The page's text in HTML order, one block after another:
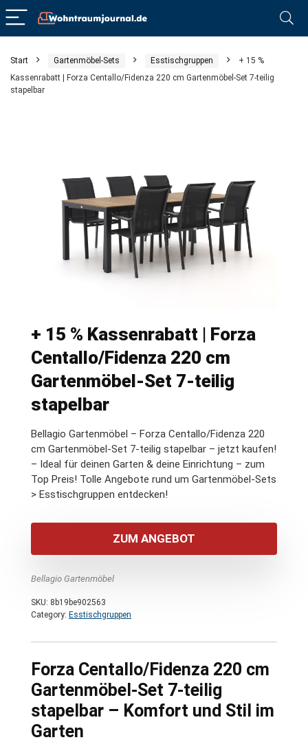
Start Gartenmöbel-Sets Esstischgruppen
+ 15 %
Kassenrabatt | Forza Centallo/Fidenza 220 cm Gartenmöbel-Set 7-teilig
stapelbar
+ 15 % Kassenrabatt | Forza
Centallo/Fidenza 220 cm
Gartenmöbel-Set 7-teilig
stapelbar
Bellagio Gartenmöbel – Forza Centallo/Fidenza 220
cm Gartenmöbel-Set 7-teilig stapelbar – jetzt kaufen!
– Ideal für deinen Garten & deine Einrichtung – zum
Top Preis! Tolle Angebote rund um Gartenmöbel-Sets
> Esstischgruppen entdecken!
ZUM ANGEBOT
Bellagio Gartenmöbel
SKU: 8b19be902563
Category: Esstischgruppen
Forza Centallo/Fidenza 220 cm
Gartenmöbel-Set 7-teilig
stapelbar – Komfort und Stil im
Garten